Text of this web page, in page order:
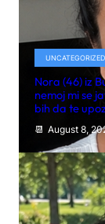
UNCATEGORIZED
Nora (46) iz
nemoj mi se
bih da te
August 8,